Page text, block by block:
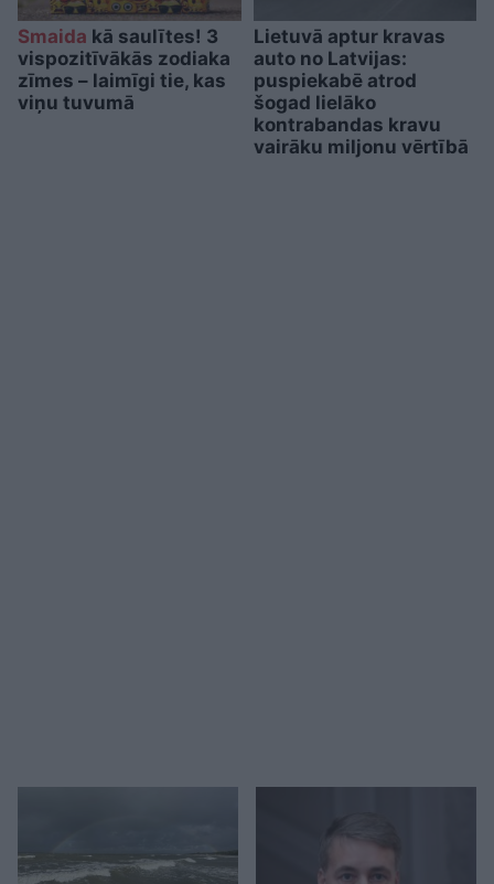
Smaida kā saulītes! 3
vispozitīvākās zodiaka
zīmes – laimīgi tie, kas
viņu tuvumā
Lietuvā aptur kravas
auto no Latvijas:
puspiekabē atrod
šogad lielāko
kontrabandas kravu
vairāku miljonu vērtībā